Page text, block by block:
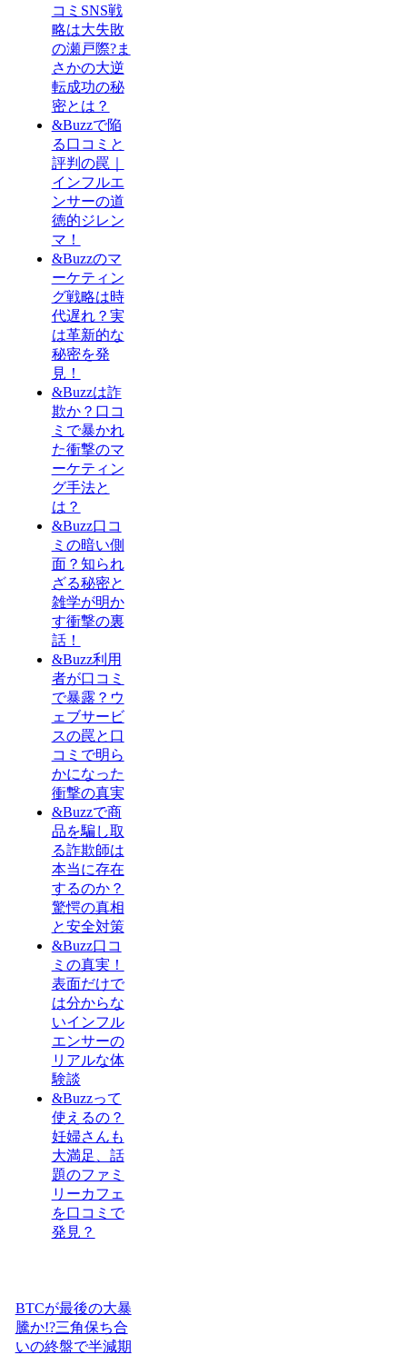
コミSNS戦
略は大失敗
の瀬戸際?ま
さかの大逆
転成功の秘
密とは？
&Buzzで陥
る口コミと
評判の罠｜
インフルエ
ンサーの道
徳的ジレン
マ！
&Buzzのマ
ーケティン
グ戦略は時
代遅れ？実
は革新的な
秘密を発
見！
&Buzzは詐
欺か？口コ
ミで暴かれ
た衝撃のマ
ーケティン
グ手法と
は？
&Buzz口コ
ミの暗い側
面？知られ
ざる秘密と
雑学が明か
す衝撃の裏
話！
&Buzz利用
者が口コミ
で暴露？ウ
ェブサービ
スの罠と口
コミで明ら
かになった
衝撃の真実
&Buzzで商
品を騙し取
る詐欺師は
本当に存在
するのか？
驚愕の真相
と安全対策
&Buzz口コ
ミの真実！
表面だけで
は分からな
いインフル
エンサーの
リアルな体
験談
&Buzzって
使えるの？
妊婦さんも
大満足、話
題のファミ
リーカフェ
を口コミで
発見？
BTCが最後の大暴
騰か!?三角保ち合
いの終盤で半減期